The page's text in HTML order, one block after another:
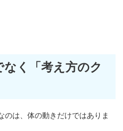
く「考え方のク
のは、体の動きだけではありま